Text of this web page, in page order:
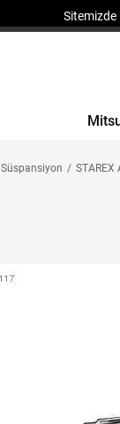
Sitemizde
Süspansiyon STAREX